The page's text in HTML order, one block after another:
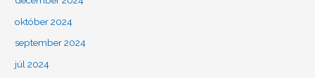
október 2024
september 2024
júl 2024